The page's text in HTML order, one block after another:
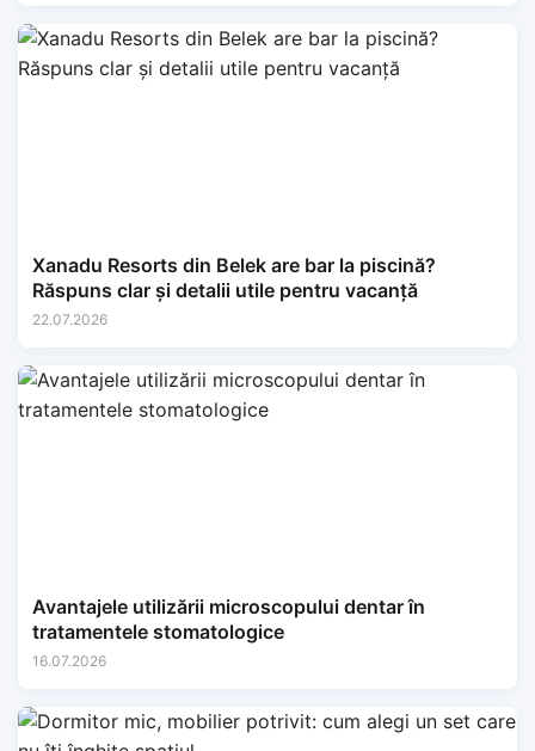
Xanadu Resorts din Belek are bar la piscină?
Răspuns clar și detalii utile pentru vacanță
22.07.2026
Avantajele utilizării microscopului dentar în
tratamentele stomatologice
16.07.2026